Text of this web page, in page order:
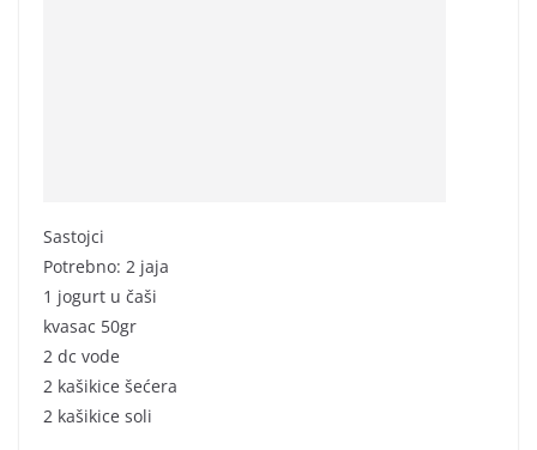
Sastojci
Potrebno: 2 jaja
1 jogurt u čaši
kvasac 50gr
2 dc vode
2 kašikice šećera
2 kašikice soli